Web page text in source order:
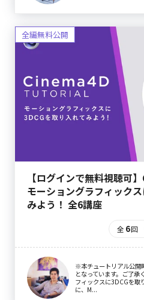
【ログインで無料視聴可
モーショングラフィック
みよう！ 全6講座
全 6回
※本チュートリアル公開
となっています。ご了承
フィックスに3DCGを取
に、M...